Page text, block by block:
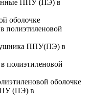
ППУ (ПЭ) в
оболочке
ППУ(ПЭ) в
полиэтиленовой
оболочке
(ПЭ) в